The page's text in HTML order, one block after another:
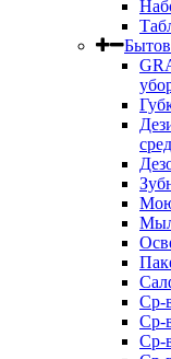
Ср-
Ср-
Ср-